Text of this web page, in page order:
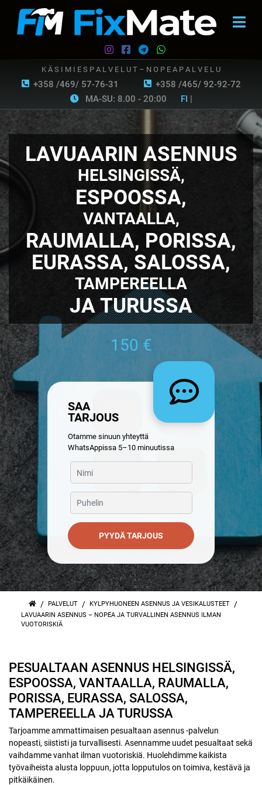
+358 /469/ 57-76-31 +358 /465/ 92-92-72
K Ä S I M I E S P A L V E L U T – N O P E A P A L V E L U
MA-SU: 8.00 - 20:00 FI |
LAVUAARIN ASENNUS
HELSINGISSÄ,
ESPOOSSA,
VANTAALLA,
RAUMALLA, PORISSA,
EURASSA, SALOSSA,
TAMPEREELLA
JA TURUSSA
150 €
SAA
TARJOUS
Otamme sinuun yhteyttä
WhatsAppissa 5–10 minuutissa
PYYDÄ TARJOUS
/ PALVELUT / KYLPYHUONEEN ASENNUS JA VESIKALUSTEET /
LAVUAARIN ASENNUS – NOPEA JA TURVALLINEN ASENNUS ILMAN
VUOTORISKIÄ
PESUALTAAN ASENNUS HELSINGISSÄ,
ESPOOSSA, VANTAALLA, RAUMALLA,
PORISSA, EURASSA, SALOSSA,
TAMPEREELLA JA TURUSSA
Tarjoamme ammattimaisen pesualtaan asennus -palvelun
nopeasti, siististi ja turvallisesti. Asennamme uudet pesualtaat sekä
vaihdamme vanhat ilman vuotoriskiä. Huolehdimme kaikista
työvaiheista alusta loppuun, jotta lopputulos on toimiva, kestävä ja
pitkäikäinen.